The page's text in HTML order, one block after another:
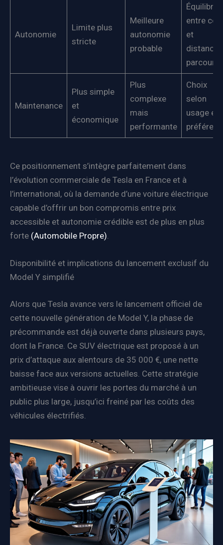
Autonomie
Limite plus
stricte
Meilleure
autonomie
probable
Équilibre
entre
et
distance
Maintenance
Plus simple
et
économique
Plus
complexe
mais
performante
Choix
selon
usage et
Ce positionnement s’intègre parfaitement dans
l’évolution commerciale de Tesla en France et à
l’international, où la demande d’une voiture électrique
capable d’offrir un bon compromis entre prix
accessible et autonomie crédible est de plus en plus
forte (Automobile Propre).
Disponibilité et implications du lancement exclusif du
Model Y simplifié
Alors que Tesla avance vers le lancement officiel de
cette nouvelle génération de Model Y, la phase de
précommande est déjà ouverte dans plusieurs pays,
dont la France. Ce SUV électrique est proposé à un
prix d’attaque aux alentours de 35 000 €, une nette
baisse face aux versions actuelles. Cette stratégie
ambitieuse vise à ouvrir les portes du marché à un
public plus large, jusqu’ici freiné par les coûts des
véhicules électrifiés.